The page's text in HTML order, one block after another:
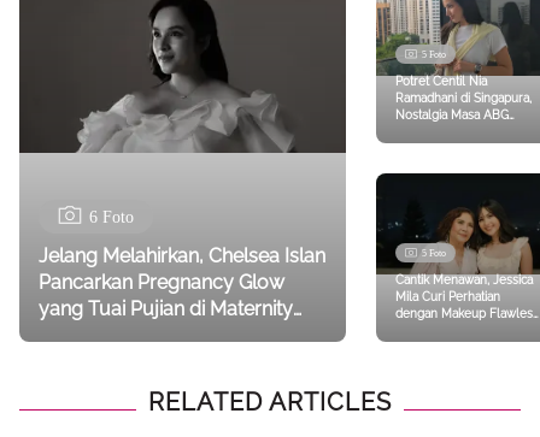
6 Foto
Jelang Melahirkan, Chelsea Islan
Pancarkan Pregnancy Glow
yang Tuai Pujian di Maternity
5 Foto
Potret Centil Nia
Ramadhani di Singapura,
Nostalgia Masa ABG
5 Foto
Cantik Menawan, Jessica
Mila Curi Perhatian
dengan Makeup Flawless
RELATED ARTICLES